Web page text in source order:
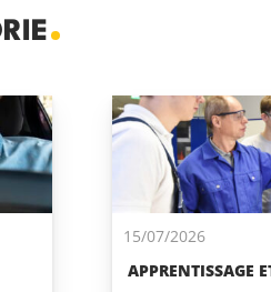
15/07/2026
APPRENTISSAGE